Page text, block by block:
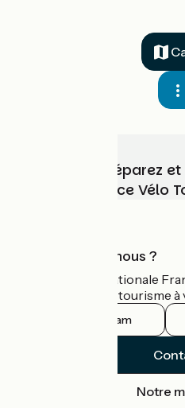
Choisissez, préparez
vélo avec France Vélo
Qui sommes-nous ?
L'association nationale
guide officiel du tourisme à
Instagram
Notre